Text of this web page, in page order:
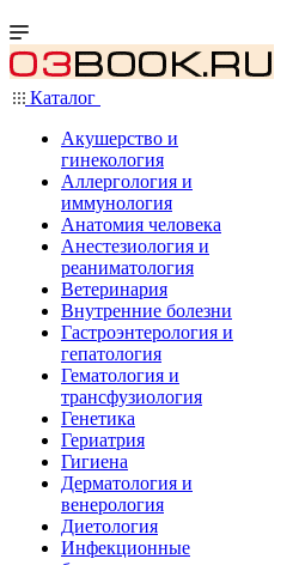
Каталог
Акушерство и
гинекология
Аллергология и
иммунология
Анатомия человека
Анестезиология и
реаниматология
Ветеринария
Внутренние болезни
Гастроэнтерология и
гепатология
Гематология и
трансфузиология
Генетика
Гериатрия
Гигиена
Дерматология и
венерология
Диетология
Инфекционные